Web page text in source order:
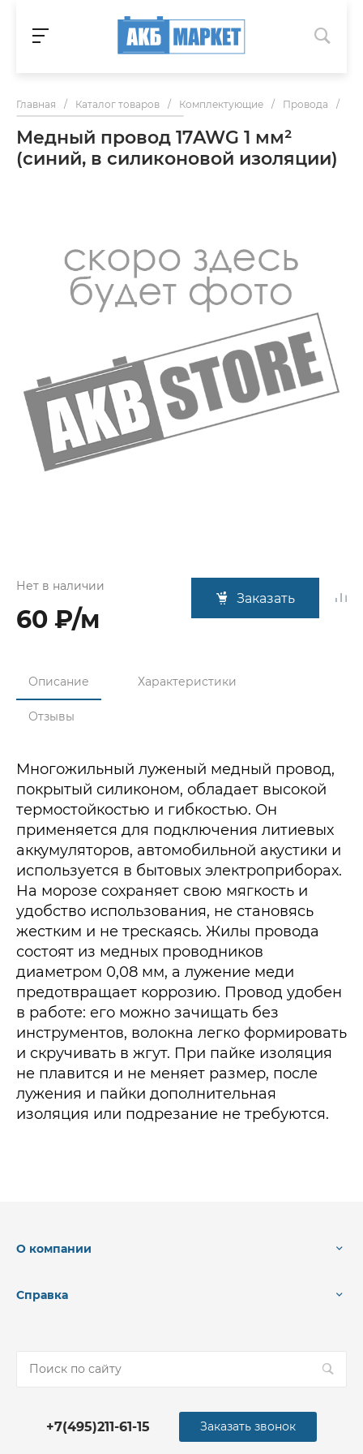
Главная / Каталог товаров / Комплектующие / Провода /
Медный провод 17AWG 1 мм²
(синий, в силиконовой изоляции)
Нет в наличии
60 ₽/м
Заказать
Описание Характеристики
Отзывы
Многожильный луженый медный провод,
покрытый силиконом, обладает высокой
термостойкостью и гибкостью. Он
применяется для подключения литиевых
аккумуляторов, автомобильной акустики и
используется в бытовых электроприборах.
На морозе сохраняет свою мягкость и
удобство использования, не становясь
жестким и не трескаясь. Жилы провода
состоят из медных проводников
диаметром 0,08 мм, а лужение меди
предотвращает коррозию. Провод удобен
в работе: его можно зачищать без
инструментов, волокна легко формировать
и скручивать в жгут. При пайке изоляция
не плавится и не меняет размер, после
лужения и пайки дополнительная
изоляция или подрезание не требуются.
О компании
Справка
+7(495)211-61-15 Заказать звонок